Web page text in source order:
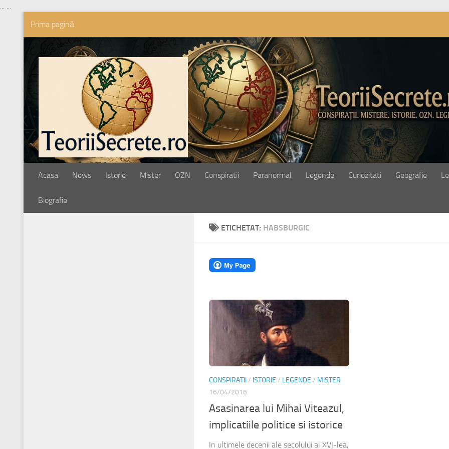
... ...
Skip to content
Prima pagină
Acasa News Istorie Mister OZN Conspiratii Paranormal Legende Curiozitati Geografie
Biografie
ETICHETAT: HABSBURGIC
CONSPIRATII/ ISTORIE / LEGENDE / MISTER
16/04/2016
Asasinarea lui Mihai Viteazul,
implicatiile politice si istorice
In ultimele decenii ale secolului al XVI-lea,